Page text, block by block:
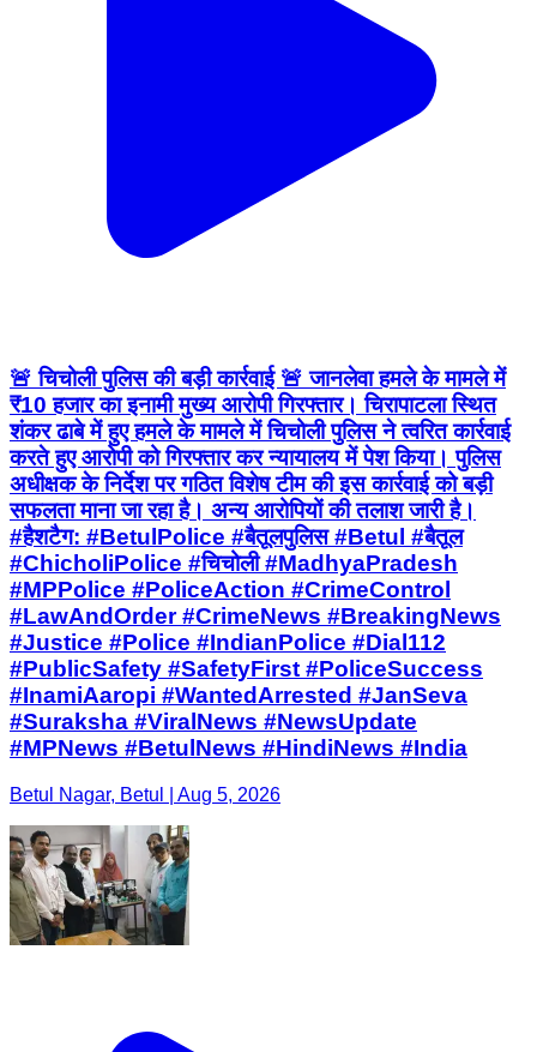
🚨 चिचोली पुलिस की बड़ी कार्रवाई 🚨 जानलेवा हमले के मामले में
₹10 हजार का इनामी मुख्य आरोपी गिरफ्तार। चिरापाटला स्थित
शंकर ढाबे में हुए हमले के मामले में चिचोली पुलिस ने त्वरित कार्रवाई
करते हुए आरोपी को गिरफ्तार कर न्यायालय में पेश किया। पुलिस
अधीक्षक के निर्देश पर गठित विशेष टीम की इस कार्रवाई को बड़ी
सफलता माना जा रहा है। अन्य आरोपियों की तलाश जारी है।
#हैशटैग: #BetulPolice #बैतूलपुलिस #Betul #बैतूल
#ChicholiPolice #चिचोली #MadhyaPradesh
#MPPolice #PoliceAction #CrimeControl
#LawAndOrder #CrimeNews #BreakingNews
#Justice #Police #IndianPolice #Dial112
#PublicSafety #SafetyFirst #PoliceSuccess
#InamiAaropi #WantedArrested #JanSeva
#Suraksha #ViralNews #NewsUpdate
#MPNews #BetulNews #HindiNews #India
Betul Nagar, Betul | Aug 5, 2026